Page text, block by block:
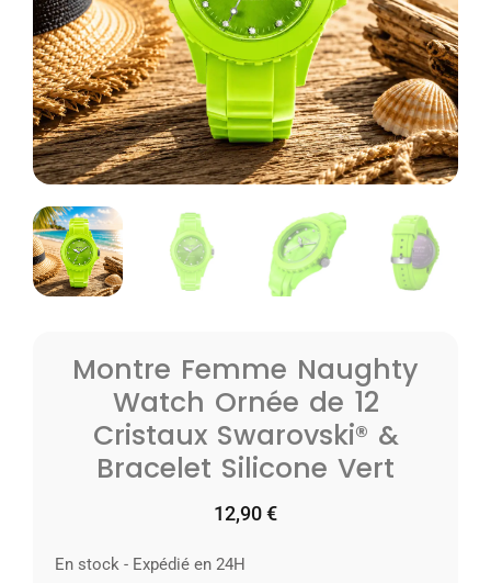
Montre Femme Naughty
Watch Ornée de 12
Cristaux Swarovski® &
Bracelet Silicone Vert
12,90€
En stock - Expédié en 24H